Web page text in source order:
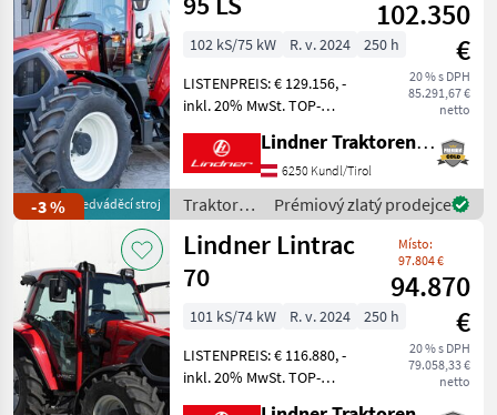
-3 % předváděcí stroj
102.350
€
20 % s DPH
85.291,67 €
netto
102 kS/75 kW R. v. 2024
250 h
LISTENPREIS: € 129.156, -
inkl. 20% MwSt. TOP-
Kipperleitungen + 1
Rücklauf, Lindner
Fronthydraulik,
Kabinenfederung, TracLink-
Freisichtkabine mit Klim
Lindner Traktorenwerk GesmbH
6250 Kundl/Tirol
Traktory /
Lindner
Prémiový zlatý prodejce
Lindner Lintrac
70
Místo:
97.804 €
94.870
€
20 % s DPH
79.058,33 €
netto
101 kS/74 kW R. v. 2024
250 h
LISTENPREIS: € 116.880, -
inkl. 20% MwSt. TOP-